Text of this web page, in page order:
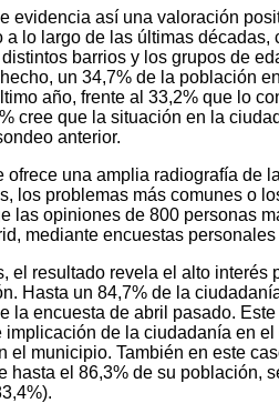
evidencia así una valoración
a lo largo de las últimas
barrios y los grupos de
un 34,7% de la población
año, frente al 33,2% que lo
cree que la situación en la
anterior.
ofrece una amplia radiografía de
los problemas más comunes o
las opiniones de 800 personas
mediante encuestas
el resultado revela el alto
Hasta un 84,7% de la
la encuesta de abril pasado.
implicación de la ciudadanía en
el municipio. También en este
hasta el 86,3% de su población,